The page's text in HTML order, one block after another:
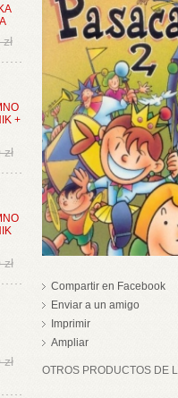
+
Compartir en Facebook
Enviar a un amigo
Imprimir
Ampliar
OTROS PRODUCTOS DE